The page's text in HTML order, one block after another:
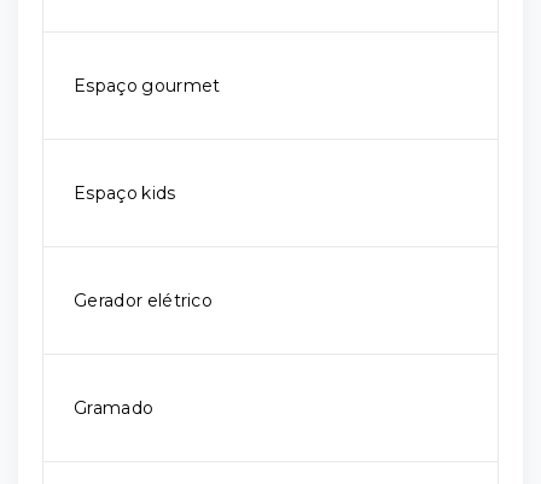
Espaço gourmet
Espaço kids
Gerador elétrico
Gramado